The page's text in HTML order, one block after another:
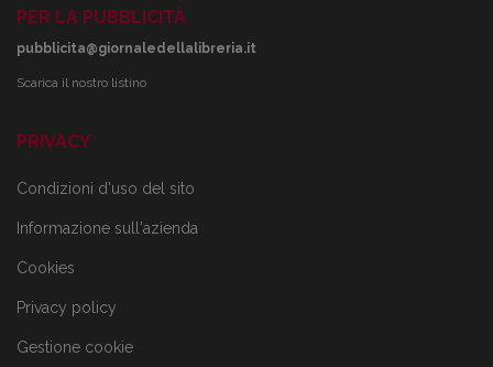
PER LA PUBBLICITÀ
pubblicita@giornaledellalibreria.it
Scarica il nostro listino
PRIVACY
Condizioni d'uso del sito
Informazione sull'azienda
Cookies
Privacy policy
Gestione cookie